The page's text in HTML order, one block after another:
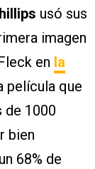
usó sus
imagen
en la
película que
de 1000
bien
68% de